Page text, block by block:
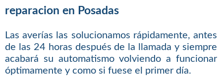
reparacion en Posadas
Las averías las solucionamos rápidamente, antes
de las 24 horas después de la llamada y siempre
acabará su automatismo volviendo a funcionar
óptimamente y como si fuese el primer día.